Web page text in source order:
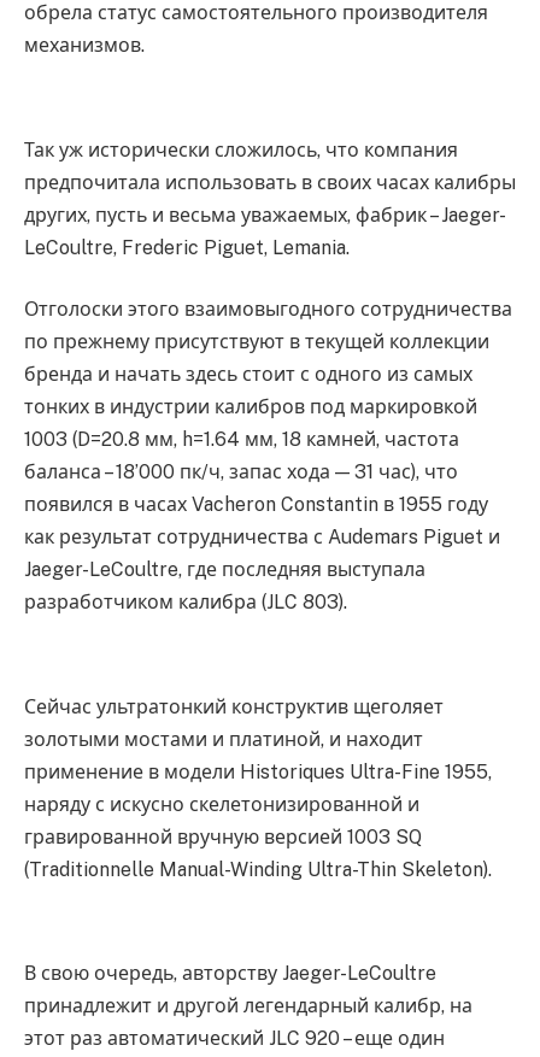
обрела статус самостоятельного производителя
механизмов.
Так уж исторически сложилось, что компания
предпочитала использовать в своих часах калибры
других, пусть и весьма уважаемых, фабрик – Jaeger-
LeCoultre, Frederic Piguet, Lemania.
Отголоски этого взаимовыгодного сотрудничества
по прежнему присутствуют в текущей коллекции
бренда и начать здесь стоит с одного из самых
тонких в индустрии калибров под маркировкой
1003 (D=20.8 мм, h=1.64 мм, 18 камней, частота
баланса – 18’000 пк/ч, запас хода — 31 час), что
появился в часах Vacheron Constantin в 1955 году
как результат сотрудничества с Audemars Piguet и
Jaeger-LeCoultre, где последняя выступала
разработчиком калибра (JLC 803).
Сейчас ультратонкий конструктив щеголяет
золотыми мостами и платиной, и находит
применение в модели Historiques Ultra-Fine 1955,
наряду с искусно скелетонизированной и
гравированной вручную версией 1003 SQ
(Traditionnelle Manual-Winding Ultra-Thin Skeleton).
В свою очередь, авторству Jaeger-LeCoultre
принадлежит и другой легендарный калибр, на
этот раз автоматический JLC 920 – еще один